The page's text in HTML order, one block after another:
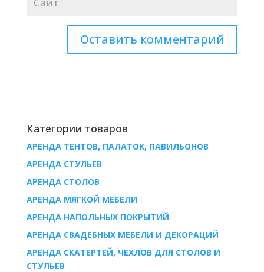
Категории товаров
АРЕНДА ТЕНТОВ, ПАЛАТОК, ПАВИЛЬОНОВ
AРЕНДА СТУЛЬЕВ
AРЕНДА СТОЛОВ
АРЕНДА МЯГКОЙ МЕБЕЛИ
АРЕНДА НАПОЛЬНЫХ ПОКРЫТИЙ
АРЕНДА СВАДЕБНЫХ МЕБЕЛИ И ДЕКОРАЦИЙ
АРЕНДА СКАТЕРТЕЙ, ЧЕХЛОВ ДЛЯ СТОЛОВ И
СТУЛЬЕВ